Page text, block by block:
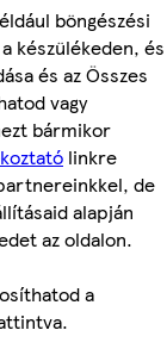
böngészési
készülékeden, és
és az Összes
vagy
bármikor
linkre
de
alapján
az oldalon.
a